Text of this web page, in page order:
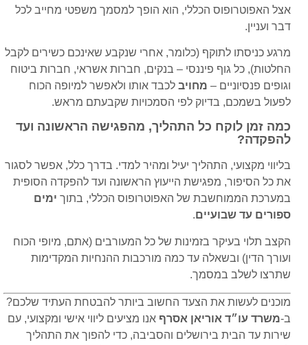
אצל האפוטרופוס הכללי, הוא הופך למסמך משפטי מחייב לכל
דבר ועניין.
מרגע כניסתו לתוקף (כלומר, אחרי שנקבע שאינכם כשירים לקבל
החלטות), כל גוף פיננסי – בנקים, חברות אשראי, חברות ביטוח
וגופים פנסיוניים – מחויב לכבד אותו ולאפשר למיופה הכוח
לפעול בשמכם, בדיוק לפי הסמכויות שקבעתם מראש.
כמה זמן לוקח כל התהליך, מהפגישה הראשונה ועד
להפקדה?
בליווי מקצועי, התהליך יעיל ומהיר למדי. בדרך כלל, אפשר לסגור
את כל הסיפור, מפגישת הייעוץ הראשונה ועד להפקדה הסופית
במערכת הממוחשבת של האפוטרופוס הכללי, בתוך ימים
ספורים עד שבועיים.
הקצב תלוי בעיקר בזמינות של כל המעורבים (אתם, מיופי הכוח
ועורך הדין) ובשאלה עד כמה מורכבות ההנחיות המקדימות
שתרצו לשלב במסמך.
מוכנים לעשות את הצעד החשוב ביותר להבטחת העתיד שלכם?
ב-משרד עו״ד אוריאן אסרף אנו מציעים ליווי אישי ומקצועי, עם
שירות עד הבית בירושלים והסביבה, כדי להפוך את התהליך